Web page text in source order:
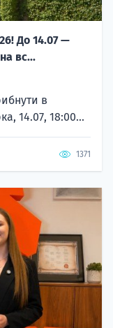
До 14.07 —
вс...
в
14.07, 18:00...
1371